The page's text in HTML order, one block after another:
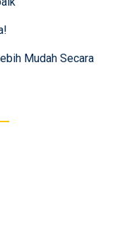
Mudah Secara